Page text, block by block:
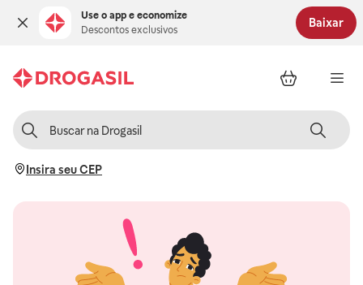
Use o app e economize
Descontos exclusivos
Baixar
Insira seu CEP